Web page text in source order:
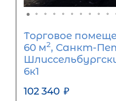
Торговое
60 м2, Санкт-
6к1
102 340 ₽